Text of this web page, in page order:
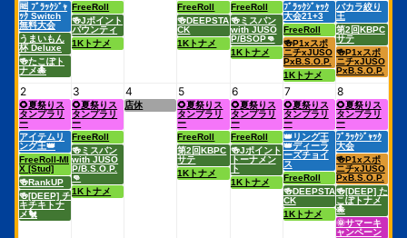
🆓 ﾌﾞﾗｯｸｼﾞｬ
ｯｸ Switch
無料大会
うまいもん
杯 Deluxe
🍻たこぽト
ナメ🐙
FreeRoll
🍻Jポイント
バウンティ
1Kトナメ
FreeRoll
🍻DEEPSTA
CK
1Kトナメ
FreeRoll
🍻ミスバン
with JUSO
P/BSOP👊
1Kトナメ
ﾌﾞﾗｯｸｼﾞｬｯｸ
大会21+3
FreeRoll
🍻P1xスポ
ニチxJUSO
PxB.S.O.P.
1Kトナメ
バカラ絞り
王
第2回KBPC
サテ
🍻P1xスポ
ニチxJUSO
PxB.S.O.P.
2
🌻夏祭りス
タンプラリ
ー
アイテムリ
ング王👑
FreeRoll-MI
X [Stud]
🍻RankUP
🍻[DEEP] チ
キチキトナ
メ🐔
3
🌻夏祭りス
タンプラリ
ー
FreeRoll
🍻ミスバン
with JUSO
P/B.S.O.P.
👊
1Kトナメ
4
店休
5
🌻夏祭りス
タンプラリ
ー
FreeRoll
第2回KBPC
サテ
1Kトナメ
6
🌻夏祭りス
タンプラリ
ー
FreeRoll
🍻Jポイント
トーナメン
ト
1Kトナメ
7
🌻夏祭りス
タンプラリ
ー
👑リング王
👑ディーラ
ーズチョイ
ス
FreeRoll
🍻DEEPSTA
CK
1Kトナメ
8
🌻夏祭りス
タンプラリ
ー
ﾌﾞﾗｯｸｼﾞｬｯｸ
大会
🍻P1xスポ
ニチxJUSO
PxB.S.O.P.
🍻[DEEP] た
こぽトナメ
🐙
🌞サマーキ
ャンペーン